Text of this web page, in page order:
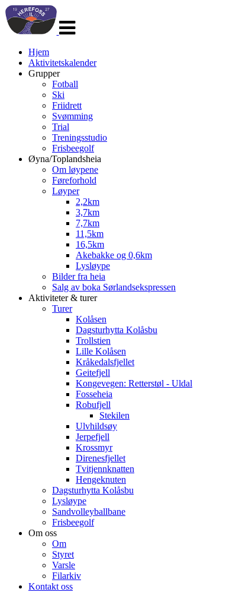
navigasjon
Hjem
Aktivitetskalender
Grupper
Fotball
Ski
Friidrett
Svømming
Trial
Treningsstudio
Frisbeegolf
Øyna/Toplandsheia
Om løypene
Føreforhold
Løyper
2,2km
3,7km
7,7km
11,5km
16,5km
Akebakke og 0,6km
Lysløype
Bilder fra heia
Salg av boka Sørlandsekspressen
Aktiviteter & turer
Turer
Kolåsen
Dagsturhytta Kolåsbu
Trollstien
Lille Kolåsen
Kråkedalsfjellet
Geitefjell
Kongevegen: Retterstøl - Uldal
Fosseheia
Robufjell
Stekilen
Ulvhildsøy
Jerpefjell
Krossmyr
Direnesfjellet
Tvitjennknatten
Hengeknuten
Dagsturhytta Kolåsbu
Lysløype
Sandvolleyballbane
Frisbeegolf
Om oss
Om
Styret
Varsle
Filarkiv
Kontakt oss